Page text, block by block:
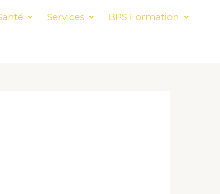
Services BPS Formation